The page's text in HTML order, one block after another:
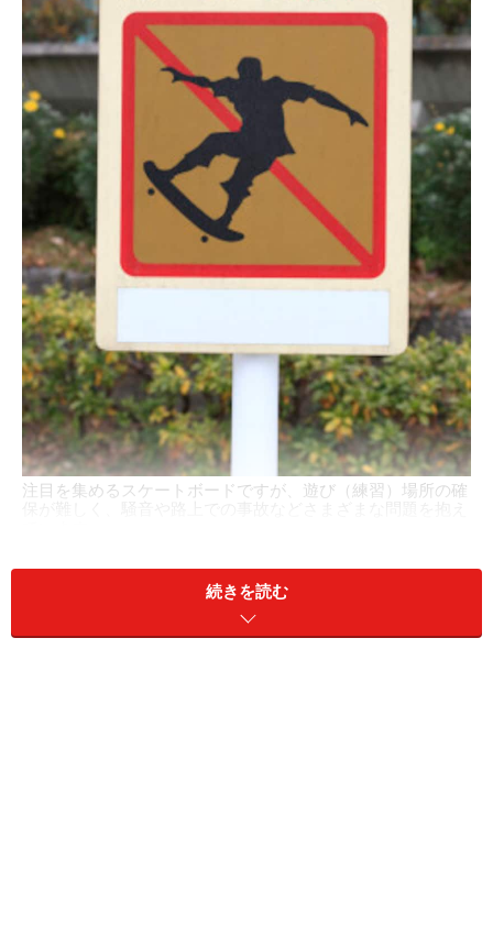
注目を集めるスケートボードですが、遊び（練習）場所の確
一方で、練習や遊ぶ場所の確保が難しいスケートボード
は、騒音や路上での事故などさまざまな問題を抱えてい
ます。そこでスケートボードやキックボードから、子ど
続きを読む